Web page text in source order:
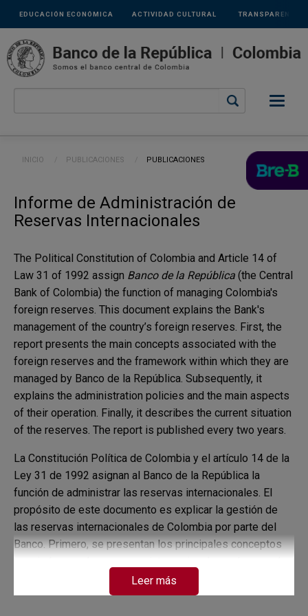
Pasar al contenido principal
Links
secundarios
ACTIVIDAD CULTURAL
EDUCACIÓN ECONÓMICA TRANSPARENCIA
Ruta de navegación
INICIO PUBLICACIONES CURRENT:
PUBLICACIONES
Informe de Administración de
Reservas Internacionales
The Political Constitution of Colombia and Article 14 of
Law 31 of 1992 assign Banco de la República (the Central
Bank of Colombia) the function of managing Colombia's
foreign reserves. This document explains the Bank's
management of the country’s foreign reserves. First, the
report presents the main concepts associated with the
foreign reserves and the framework within which they are
managed by Banco de la República. Subsequently, it
explains the administration policies and the main aspects
of their operation. Finally, it describes the current situation
of the reserves. The report is published every two years.
La Constitución Política de Colombia y el artículo 14 de la
Ley 31 de 1992 asignan al Banco de la República la
función de administrar las reservas internacionales. El
propósito de este documento es explicar la gestión de
las reservas internacionales de Colombia por parte del
Banco. Primero, se presentan los principales conceptos
marco en el cual se realiza su gestión por parte del Banco
de la República. Posteriormente, se explican las políticas
Leer más